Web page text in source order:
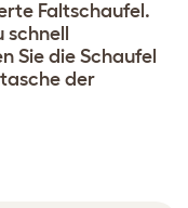
Faltschaufel.
schnell
Sie die Schaufel
der